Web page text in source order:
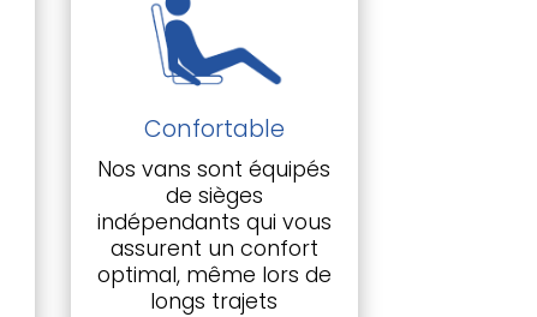
Confortable
Nos vans sont équipés
de sièges
indépendants qui vous
assurent un confort
optimal, même lors de
longs trajets